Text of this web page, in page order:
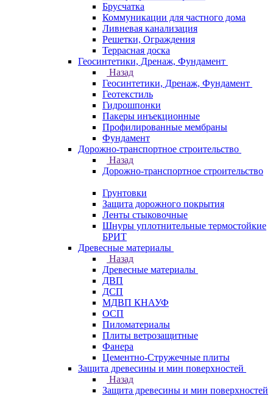
Брусчатка
Коммуникации для частного дома
Ливневая канализация
Решетки, Ограждения
Террасная доска
Геосинтетики, Дренаж, Фундамент
Назад
Геосинтетики, Дренаж, Фундамент
Геотекстиль
Гидрошпонки
Пакеры инъекционные
Профилированные мембраны
Фундамент
Дорожно-транспортное строительство
Назад
Дорожно-транспортное строительство
Грунтовки
Защита дорожного покрытия
Ленты стыковочные
Шнуры уплотнительные термостойкие
БРИТ
Древесные материалы
Назад
Древесные материалы
ДВП
ДСП
МДВП КНАУФ
ОСП
Пиломатериалы
Плиты ветрозащитные
Фанера
Цементно-Стружечные плиты
Защита древесины и мин поверхностей
Назад
Защита древесины и мин поверхностей